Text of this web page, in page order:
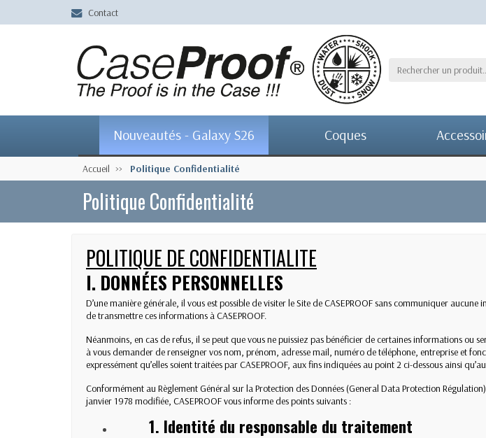
Contact
Nouveautés - Galaxy S26 Coques
Accueil Politique Confidentialité
Politique Confidentialité
POLITIQUE DE CONFIDENTIALITE
I. DONNÉES PERSONNELLES
D’une manière générale, il vous est possible de visiter le Site de CASEPROOF sans communiquer
de transmettre ces informations à CASEPROOF.
Néanmoins, en cas de refus, il se peut que vous ne puissiez pas bénéficier de certaines informations ou
à vous demander de renseigner vos nom, prénom, adresse mail, numéro de téléphone, entreprise et
expressément qu’elles soient traitées par CASEPROOF, aux fins indiquées au point 2 ci-dessous ainsi
Conformément au Règlement Général sur la Protection des Données (General Data Protection
janvier 1978 modifiée, CASEPROOF vous informe des points suivants :
1. Identité du responsable du traitement